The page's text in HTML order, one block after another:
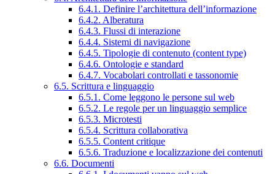
6.4.1. Definire l’architettura dell’informazione
6.4.2. Alberatura
6.4.3. Flussi di interazione
6.4.4. Sistemi di navigazione
6.4.5. Tipologie di contenuto (content type)
6.4.6. Ontologie e standard
6.4.7. Vocabolari controllati e tassonomie
6.5. Scrittura e linguaggio
6.5.1. Come leggono le persone sul web
6.5.2. Le regole per un linguaggio semplice
6.5.3. Microtesti
6.5.4. Scrittura collaborativa
6.5.5. Content critique
6.5.6. Traduzione e localizzazione dei contenuti
6.6. Documenti